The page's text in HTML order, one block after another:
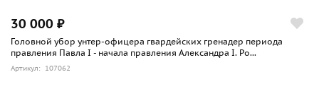
30 000 ₽
Головной убор унтер-офицера гвардейских гренадер периода
правления Павла I - начала правления Александра I. Ро...
Артикул: 107062